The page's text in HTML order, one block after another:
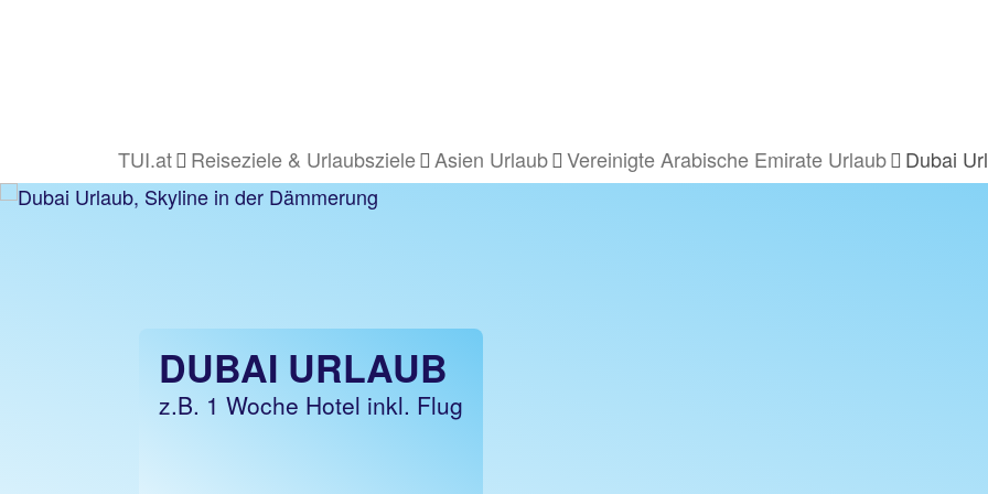
TUI.at Reiseziele & Urlaubsziele Asien Urlaub Vereinigte Arabische Emirate Urlaub Dubai
DUBAI URLAUB
z.B. 1 Woche Hotel inkl. Flug